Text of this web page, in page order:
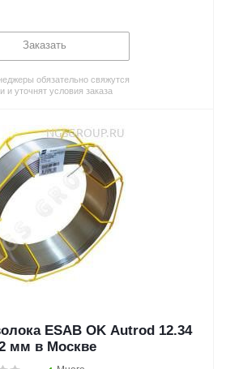
Заказать
обязательно свяжутся
и уточнят условия заказа
ESAB OK Autrod 12.34
мм в Москве